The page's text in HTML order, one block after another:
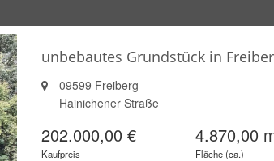
unbebautes Grundstück in
09599 Freiberg
Hainichener Straße
202.000,00 €
Kaufpreis
4.870,00
Fläche (ca.)